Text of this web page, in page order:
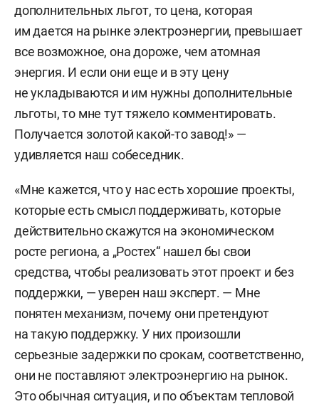
дополнительных льгот, то цена, которая
им дается на рынке электроэнергии, превышает
все возможное, она дороже, чем атомная
энергия. И если они еще и в эту цену
не укладываются и им нужны дополнительные
льготы, то мне тут тяжело комментировать.
Получается золотой какой-то завод!» —
удивляется наш собеседник.
«Мне кажется, что у нас есть хорошие проекты,
которые есть смысл поддерживать, которые
действительно скажутся на экономическом
росте региона, а „Ростех“ нашел бы свои
средства, чтобы реализовать этот проект и без
поддержки, — уверен наш эксперт. — Мне
понятен механизм, почему они претендуют
на такую поддержку. У них произошли
серьезные задержки по срокам, соответственно,
они не поставляют электроэнергию на рынок.
Это обычная ситуация, и по объектам тепловой